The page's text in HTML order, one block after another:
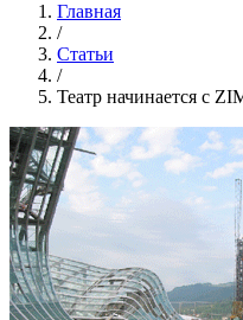
Главная
/
Статьи
/
Театр начинается с